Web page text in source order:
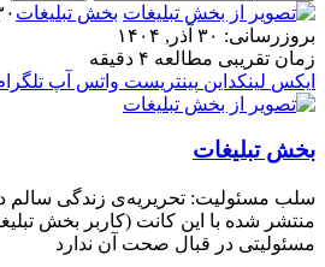
بخش تبلیغات ۳۰
بروزرسانی: ۳۰ آذر, ۱۴۰۴
زمان تقریبی مطالعه ۴ دقیقه
ایکس لینکداین پینتریست واتس آپ
بخش تبلیغات
سلب‌ مسئولیت: تحریریه‌ی زندگی سالم
منتشر شده با این کانت (کاربر بخش
مسئولیتی در قبال صحت آن ندارد